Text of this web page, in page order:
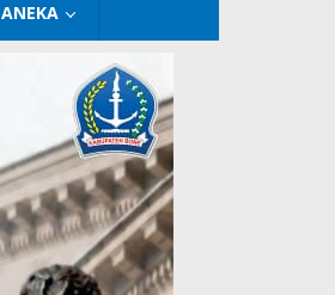
ANEKA